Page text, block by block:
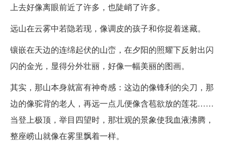
上去好像离眼前近了许多，也陡峭了许多。
远山在云雾中若隐若现，像调皮的孩子和你捉着迷藏。
镶嵌在天边的连绵起伏的山峦，在夕阳的照耀下反射出闪
闪的金光，显得分外壮丽，好像一幅美丽的图画。
其实，那山本身就富有神奇感：这边的像锋利的尖刀，那
边的像驼背的老人，再远一点儿便像含苞欲放的莲花……
当登上极顶，举目四望时，那壮观的景象使我血液沸腾，
整座崂山就像在雾里飘着一样。